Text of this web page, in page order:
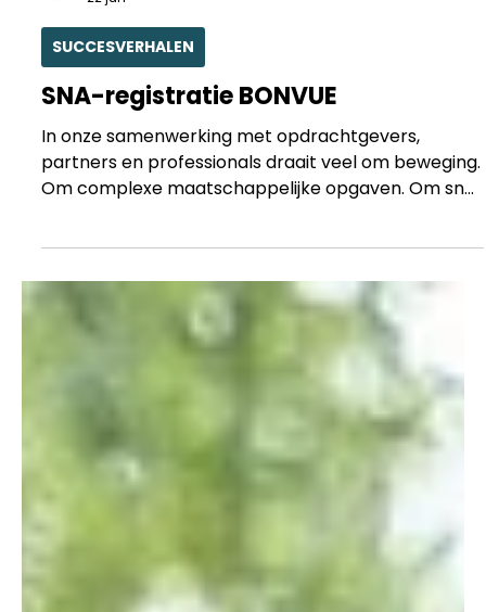
BONVUE
SNA-registratie BONVUE
In onze samenwerking met opdrachtgevers,
partners en professionals draait veel om beweging.
Om complexe maatschappelijke opgaven. Om snel
schakelen, scherpe keuzes maken en samen
bouwen aan oplossingen die werken. Maar goede
samenwerking begint ook bij iets heel concreets:
een stevige basis. Daarom is BONVUE officieel SNA-
geregistreerd volgens de NEN 4400-1 norm. Een
bevestiging dat onze organisatie voldoet aan
strenge eises op het gebied van betrouwbaarheid